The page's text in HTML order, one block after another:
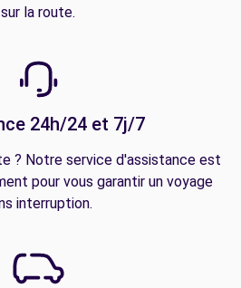
sur la route.
24h/24 et 7j/7
? Notre service d'assistance est
pour vous garantir un voyage
interruption.